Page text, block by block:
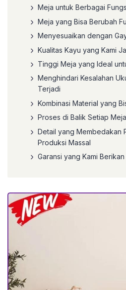
Meja untuk Berbagai
Meja yang Bisa Berubah
Menyesuaikan dengan
Kualitas Kayu yang Kami
Tinggi Meja yang Ideal
Menghindari Kesalahan
Terjadi
Kombinasi Material yang
Proses di Balik Setiap
Detail yang Membedakan
Produksi Massal
Garansi yang Kami Berikan